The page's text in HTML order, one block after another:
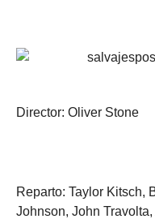
Director: Oliver Stone
Reparto: Taylor Kitsch,
Johnson, John